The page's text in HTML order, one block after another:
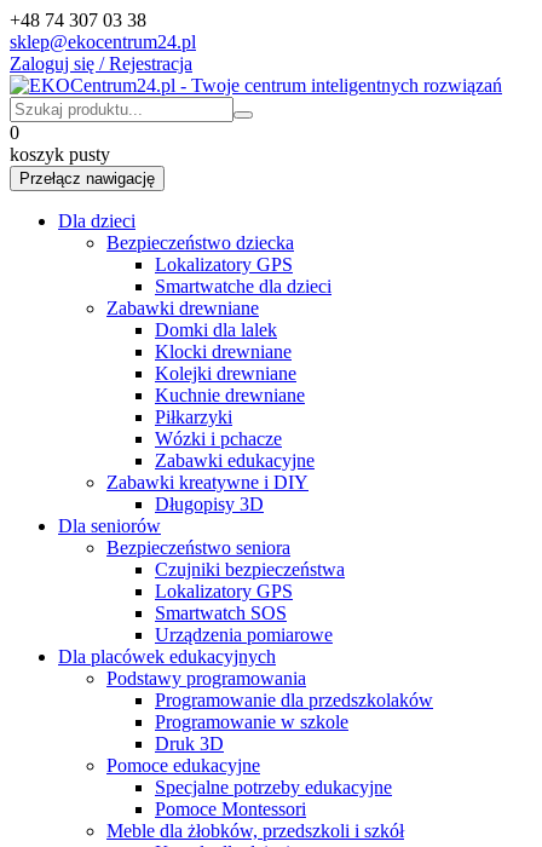
+48 74 307 03 38
sklep@ekocentrum24.pl
Zaloguj się / Rejestracja
0
koszyk pusty
Przełącz nawigację
Dla dzieci
Bezpieczeństwo dziecka
Lokalizatory GPS
Smartwatche dla dzieci
Zabawki drewniane
Domki dla lalek
Klocki drewniane
Kolejki drewniane
Kuchnie drewniane
Piłkarzyki
Wózki i pchacze
Zabawki edukacyjne
Zabawki kreatywne i DIY
Długopisy 3D
Dla seniorów
Bezpieczeństwo seniora
Czujniki bezpieczeństwa
Lokalizatory GPS
Smartwatch SOS
Urządzenia pomiarowe
Dla placówek edukacyjnych
Podstawy programowania
Programowanie dla przedszkolaków
Programowanie w szkole
Druk 3D
Pomoce edukacyjne
Specjalne potrzeby edukacyjne
Pomoce Montessori
Meble dla żłobków, przedszkoli i szkół